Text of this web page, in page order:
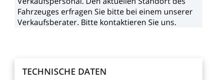
Fahrzeuges erfragen Sie bitte bei einem unserer
Verkaufsberater. Bitte kontaktieren Sie uns.
TECHNISCHE DATEN